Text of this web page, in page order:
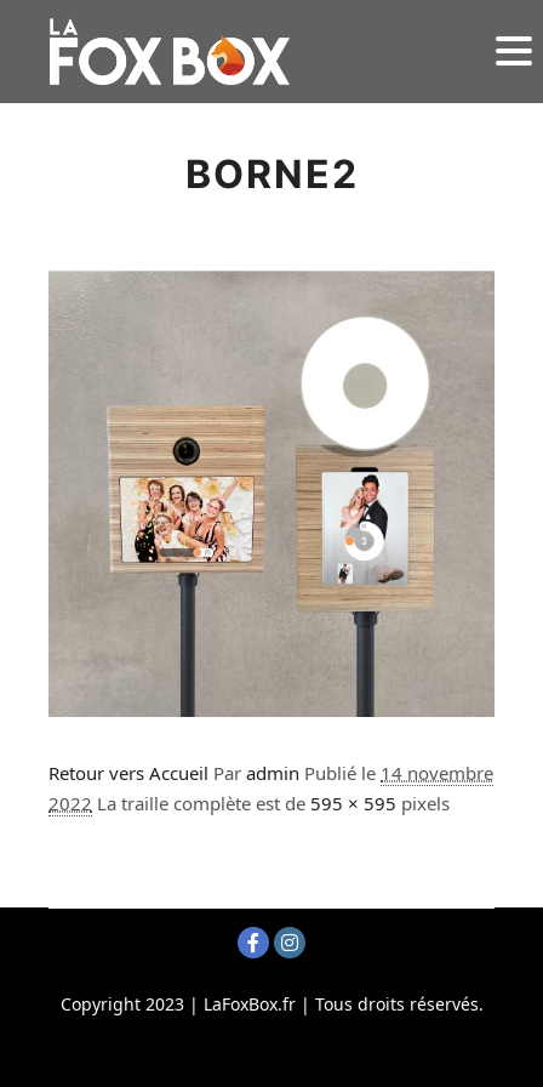
BORNE2
Retour vers Accueil Par admin Publié le 14 novembre
2022 La traille complète est de 595 × 595 pixels
Copyright 2023 | LaFoxBox.fr | Tous droits réservés.